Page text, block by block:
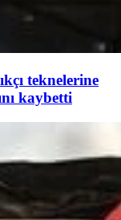
teknelerine
kaybetti